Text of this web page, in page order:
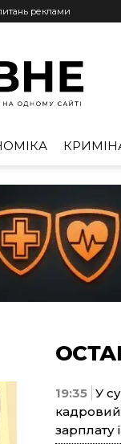
реклами
19:35 У
зарплату